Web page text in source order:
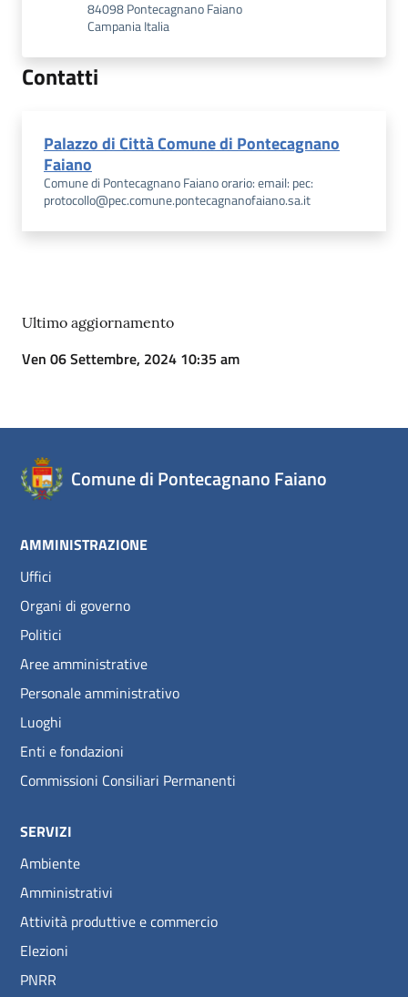
84098 Pontecagnano Faiano
Campania Italia
Contatti
Palazzo di Città Comune di Pontecagnano
Faiano
Comune di Pontecagnano Faiano orario: email: pec:
protocollo@pec.comune.pontecagnanofaiano.sa.it
Ultimo aggiornamento
Ven 06 Settembre, 2024 10:35 am
Comune di Pontecagnano Faiano
AMMINISTRAZIONE
Uffici
Organi di governo
Politici
Aree amministrative
Personale amministrativo
Luoghi
Enti e fondazioni
Commissioni Consiliari Permanenti
SERVIZI
Ambiente
Amministrativi
Attività produttive e commercio
Elezioni
PNRR